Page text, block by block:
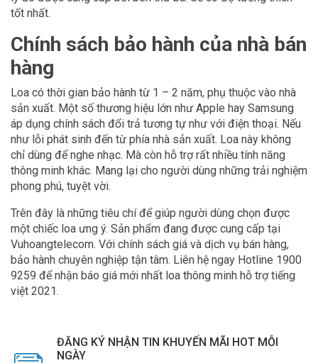
tốt nhất.
Chính sách bảo hành của nhà bán
hàng
Loa có thời gian bảo hành từ 1 – 2 năm, phụ thuộc vào nhà
sản xuất. Một số thương hiệu lớn như Apple hay Samsung
áp dụng chính sách đổi trả tương tự như với điện thoại. Nếu
như lỗi phát sinh đến từ phía nhà sản xuất. Loa này không
chỉ dùng để nghe nhạc. Mà còn hỗ trợ rất nhiều tính năng
thông minh khác. Mang lại cho người dùng những trải nghiệm
phong phú, tuyệt vời.
Trên đây là những tiêu chí để giúp người dùng chọn được
một chiếc loa ưng ý. Sản phẩm đang được cung cấp tại
Vuhoangtelecom. Với chính sách giá và dịch vụ bán hàng,
bảo hành chuyên nghiệp tận tâm. Liên hệ ngay Hotline 1900
9259 để nhận báo giá mới nhất loa thông minh hỗ trợ tiếng
việt 2021.
ĐĂNG KÝ NHẬN TIN KHUYẾN MÃI HOT MỖI
NGÀY